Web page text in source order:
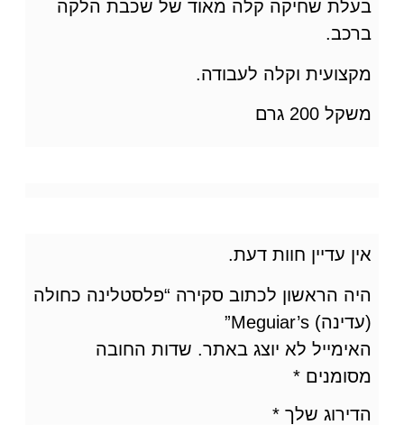
בעלת שחיקה קלה מאוד של שכבת הלקה
ברכב.
מקצועית וקלה לעבודה.
משקל 200 גרם
אין עדיין חוות דעת.
היה הראשון לכתוב סקירה “פלסטלינה כחולה
(עדינה) Meguiar’s”
האימייל לא יוצג באתר. שדות החובה
מסומנים *
הדירוג שלך *